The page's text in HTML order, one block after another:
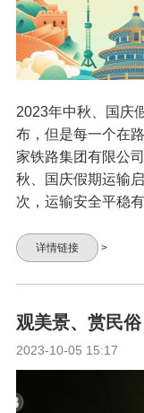
2023年中秋、国庆
布，但是每一个在
家铁路集团有限公
秋、国庆假期运输
次，运输安全平稳有
详情链接 >
观美景、赏民
2023-10-05 15:17